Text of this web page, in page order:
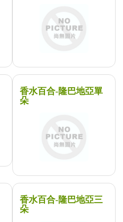
香水百合-隆巴地亞單
朵
香水百合-隆巴地亞三
朵